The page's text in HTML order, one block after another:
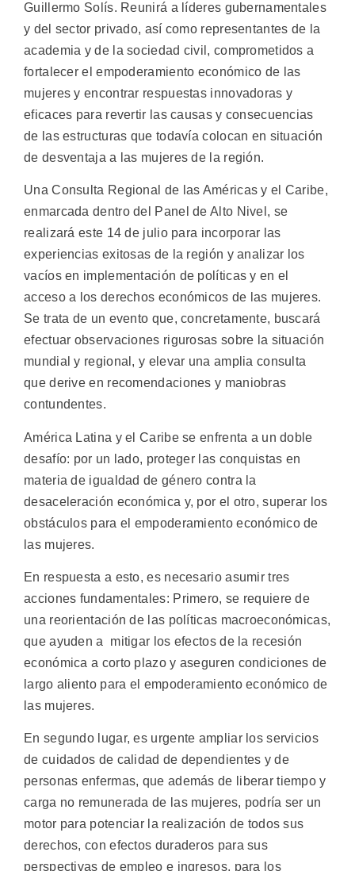
Guillermo Solís. Reunirá a líderes gubernamentales
y del sector privado, así como representantes de la
academia y de la sociedad civil, comprometidos a
fortalecer el empoderamiento económico de las
mujeres y encontrar respuestas innovadoras y
eficaces para revertir las causas y consecuencias
de las estructuras que todavía colocan en situación
de desventaja a las mujeres de la región.
Una Consulta Regional de las Américas y el Caribe,
enmarcada dentro del Panel de Alto Nivel, se
realizará este 14 de julio para incorporar las
experiencias exitosas de la región y analizar los
vacíos en implementación de políticas y en el
acceso a los derechos económicos de las mujeres.
Se trata de un evento que, concretamente, buscará
efectuar observaciones rigurosas sobre la situación
mundial y regional, y elevar una amplia consulta
que derive en recomendaciones y maniobras
contundentes.
América Latina y el Caribe se enfrenta a un doble
desafío: por un lado, proteger las conquistas en
materia de igualdad de género contra la
desaceleración económica y, por el otro, superar los
obstáculos para el empoderamiento económico de
las mujeres.
En respuesta a esto, es necesario asumir tres
acciones fundamentales: Primero, se requiere de
una reorientación de las políticas macroeconómicas,
que ayuden a mitigar los efectos de la recesión
económica a corto plazo y aseguren condiciones de
largo aliento para el empoderamiento económico de
las mujeres.
En segundo lugar, es urgente ampliar los servicios
de cuidados de calidad de dependientes y de
personas enfermas, que además de liberar tiempo y
carga no remunerada de las mujeres, podría ser un
motor para potenciar la realización de todos sus
derechos, con efectos duraderos para sus
perspectivas de empleo e ingresos, para los